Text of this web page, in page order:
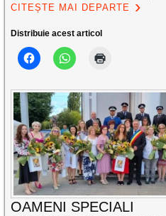
CITEȘTE MAI DEPARTE
Distribuie acest articol
OAMENI SPECIALI